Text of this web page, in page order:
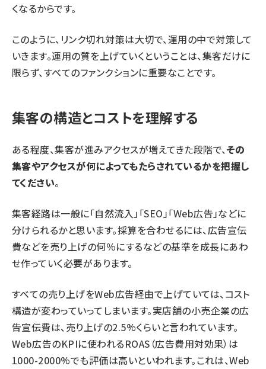
くなるからです。
このように、リンク切れ対策は大切で、運用の中で対策して
いきます。運用の質を上げていくということは、集客だけに
限らず、すべてのファンクションに重要なことです。
集客の構造とコストを理解する
ある程度、集客が進みアクセスが増えてきた段階で、その
集客やアクセスが何によってもたらされているかを把握し
てください。
集客経路は一般に「自然流入」「SEO」「Web広告」などに
分けられるかと思います。採算を合わせるには、広告宣伝
費などを売り上げの何％にするなどの基準を成長にあわ
せ作っていく必要があります。
すべての売り上げをWeb広告経由で上げていては、コスト
構造が変わっていってしまいます。実店舗の小売企業の広
告宣伝費は、売り上げの2.5%くらいと言われています。
Web広告のKPIに使われるROAS（広告費用対効果）は
1000-2000%でも評価は高いといわれます。これは、Web